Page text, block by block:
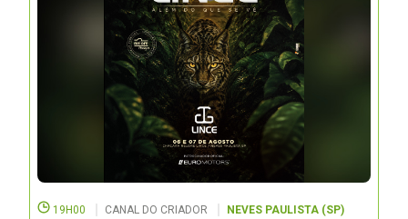
19H00 CANAL DO CRIADOR NEVES PAULISTA (SP)